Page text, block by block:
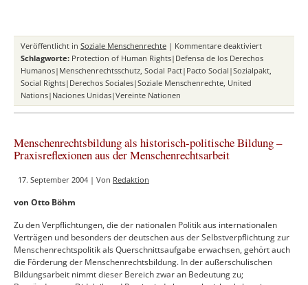
Veröffentlicht in Soziale Menschenrechte | Kommentare deaktiviertfür
zu
Schlagworte: Protection of Human Rights|Defensa de los Derechos
Humanos|Menschenrechtsschutz, Social Pact|Pacto Social|Sozialpakt,
Social Rights|Derechos Sociales|Soziale Menschenrechte, United
Nations|Naciones Unidas|Vereinte Nationen
Menschenrechtsbildung als historisch-politische Bildung –
Praxisreflexionen aus der Menschenrechtsarbeit
17. September 2004 | Von Redaktion
von Otto Böhm
Zu den Verpflichtungen, die der nationalen Politik aus internationalen
Verträgen und besonders der deutschen aus der Selbstverpflichtung zur
Menschenrechtspolitik als Querschnittsaufgabe erwachsen, gehört auch
die Förderung der Menschenrechtsbildung. In der außerschulischen
Bildungsarbeit nimmt dieser Bereich zwar an Bedeutung zu;